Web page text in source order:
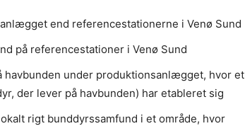
end referencestationerne i Venø Sund
på referencestationer i Venø Sund
under produktionsanlægget, hvor et
der lever på havbunden) har etableret sig
rigt bunddyrssamfund i et område, hvor